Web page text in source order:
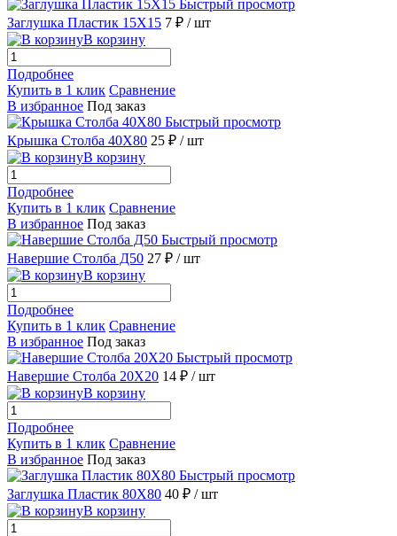
Быстрый просмотр
Заглушка Пластик 15X15 7 ₽ / шт
В корзину
Подробнее
Купить в 1 клик Сравнение
В избранное Под заказ
Быстрый просмотр
Крышка Столба 40X80 25 ₽ / шт
В корзину
Подробнее
Купить в 1 клик Сравнение
В избранное Под заказ
Быстрый просмотр
Навершие Столба Д50 27 ₽ / шт
В корзину
Подробнее
Купить в 1 клик Сравнение
В избранное Под заказ
Быстрый просмотр
Навершие Столба 20X20 14 ₽ / шт
В корзину
Подробнее
Купить в 1 клик Сравнение
В избранное Под заказ
Быстрый просмотр
Заглушка Пластик 80X80 40 ₽ / шт
В корзину